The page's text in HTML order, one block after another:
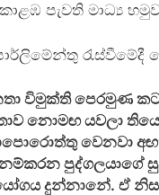
පැවති මාධ්‍ය
විමුක්ති පෙරමුණ
නොමඟ යවලා
වෙනවා
පුද්ගලයාගේ
දුන්නානේ. ඒ